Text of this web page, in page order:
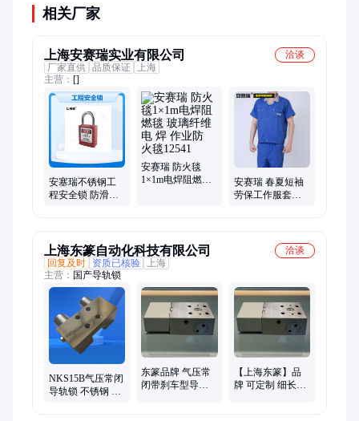
相关厂家
上海安赛瑞实业有限公司
洽谈
厂家直供 品质保证
上海
主营： []
安塞瑞不锈钢工
程安全锁 防滑设
安赛瑞 防火毯
1×1m电焊阻燃毯
安赛瑞 春夏短袖
劳保工作服套装
上海东篆自动化科技有限公司
洽谈
回复及时
资质已核验
上海
主营： 国产导轨锁
NKS15B气压常闭
导轨锁 不锈钢 自
东篆品牌 气压常
闭带刹车型导轨
【上海东篆】品
牌 可定制 细长型